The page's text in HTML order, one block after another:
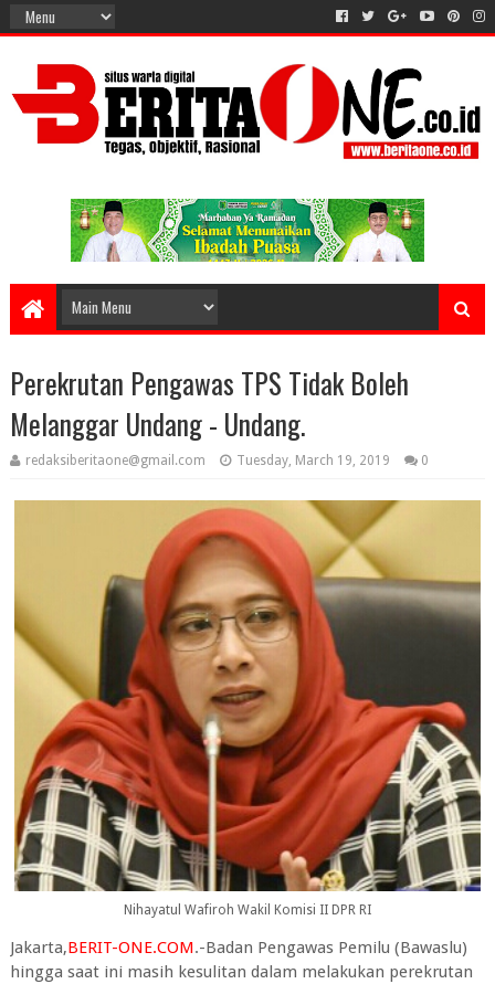
Perekrutan Pengawas TPS Tidak Boleh
Melanggar Undang - Undang.
redaksiberitaone@gmail.com Tuesday, March 19, 2019 0
Nihayatul Wafiroh Wakil Komisi II DPR RI
Jakarta,BERIT-ONE.COM.-Badan Pengawas Pemilu (Bawaslu)
hingga saat ini masih kesulitan dalam melakukan perekrutan